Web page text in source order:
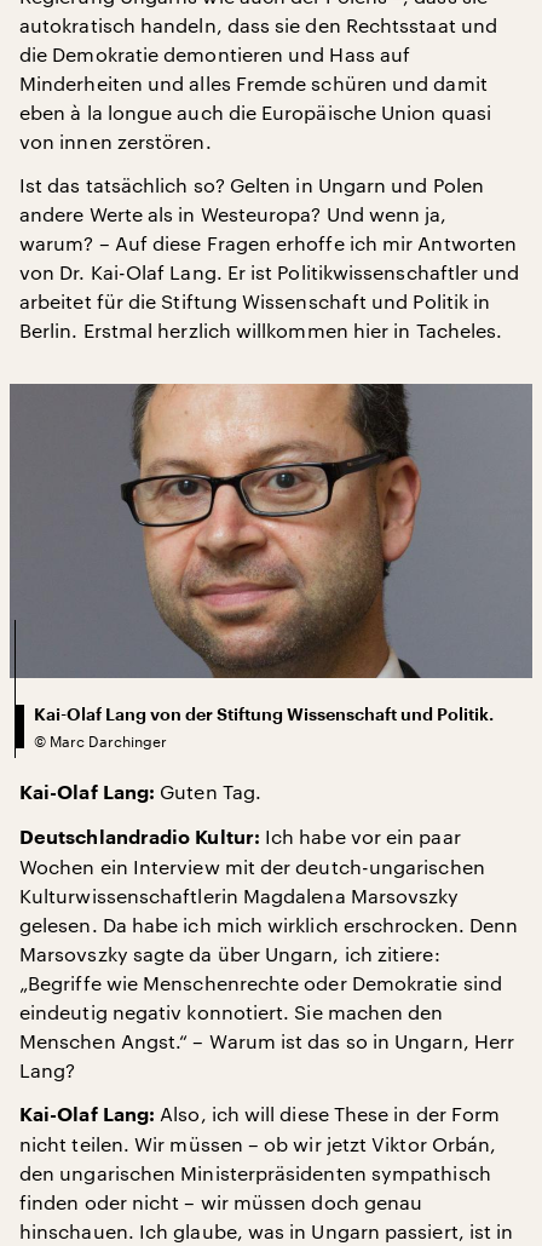
autokratisch handeln, dass sie den Rechtsstaat und
die Demokratie demontieren und Hass auf
Minderheiten und alles Fremde schüren und damit
eben à la longue auch die Europäische Union quasi
von innen zerstören.
Ist das tatsächlich so? Gelten in Ungarn und Polen
andere Werte als in Westeuropa? Und wenn ja,
warum? – Auf diese Fragen erhoffe ich mir Antworten
von Dr. Kai-Olaf Lang. Er ist Politikwissenschaftler und
arbeitet für die Stiftung Wissenschaft und Politik in
Berlin. Erstmal herzlich willkommen hier in Tacheles.
Kai-Olaf Lang von der Stiftung Wissenschaft und Politik.
© Marc Darchinger
Kai-Olaf Lang: Guten Tag.
Deutschlandradio Kultur: Ich habe vor ein paar
Wochen ein Interview mit der deutch-ungarischen
Kulturwissenschaftlerin Magdalena Marsovszky
gelesen. Da habe ich mich wirklich erschrocken. Denn
Marsovszky sagte da über Ungarn, ich zitiere:
„Begriffe wie Menschenrechte oder Demokratie sind
eindeutig negativ konnotiert. Sie machen den
Menschen Angst.“ – Warum ist das so in Ungarn, Herr
Lang?
Kai-Olaf Lang: Also, ich will diese These in der Form
nicht teilen. Wir müssen – ob wir jetzt Viktor Orbán,
den ungarischen Ministerpräsidenten sympathisch
finden oder nicht – wir müssen doch genau
hinschauen. Ich glaube, was in Ungarn passiert, ist in